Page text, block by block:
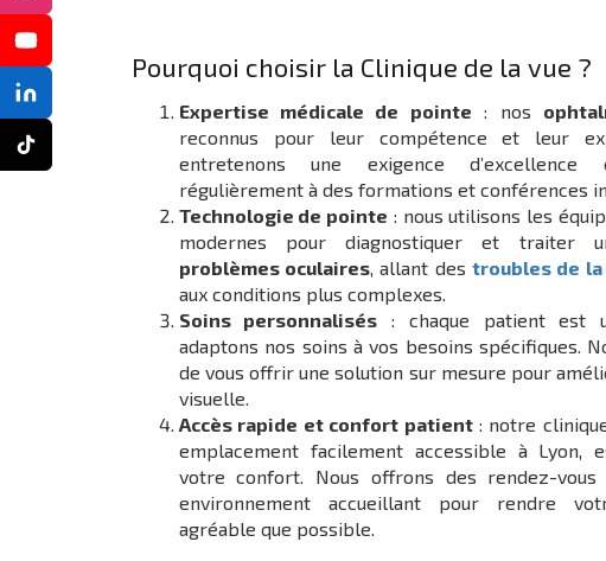
Pourquoi choisir la Clinique de la vue ?
Expertise médicale de pointe : nos
reconnus pour leur compétence et leur
entretenons une exigence d’excellence
régulièrement à des formations et conférences
Technologie de pointe : nous utilisons les
modernes pour diagnostiquer et traiter
problèmes oculaires, allant des troubles de
aux conditions plus complexes.
Soins personnalisés : chaque patient est
adaptons nos soins à vos besoins spécifiques.
de vous offrir une solution sur mesure pour
visuelle.
Accès rapide et confort patient: notre
emplacement facilement accessible à Lyon,
votre confort. Nous offrons des rendez-
environnement accueillant pour rendre
agréable que possible.